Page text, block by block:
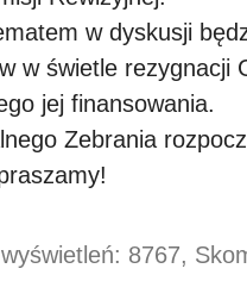
w dyskusji
w świetle rezygnacji
jej finansowania.
Zebrania
8767,